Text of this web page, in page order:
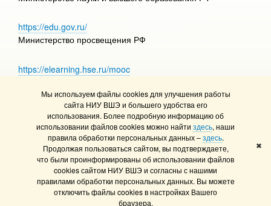
Мы используем файлы cookies для улучшения работы
сайта НИУ ВШЭ и большего удобства его
использования. Более подробную информацию об
использовании файлов cookies можно найти здесь, наши
правила обработки персональных данных –здесь.
Продолжая пользоваться сайтом, вы подтверждаете,
что были проинформированы об использовании файлов
cookies сайтом НИУ ВШЭ и согласны с нашими
правилами обработки персональных данных. Вы можете
отключить файлы cookies в настройках Вашего
браузера.
✖
https://edu.gov.ru/
Министерство просвещения РФ
https://elearning.hse.ru/mooc
© НИУ ВШЭ 1993–2026
Адреса и контакты
Условия использования материалов
Политика конфиденциальности
Правила применения рекомендательных технологий в НИУ ВШЭ
Карта сайта